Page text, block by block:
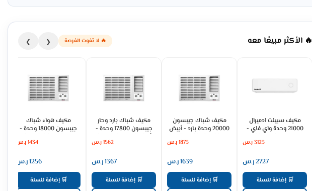
🔥 الأكثر مبيعًا معه 🔥 لا تفوت الفرصة ❮
❯
مكيف سبيلت ادميرال
21000 وحدة واي فاي -
3123ر.س
2727ر.س
🛒 إضافة للسلة
مكيف شباك جيبسون
20000 وحدة بارد - أبيض
GWAC24CFA02
1873ر.س
1639ر.س
🛒 إضافة للسلة
مكيف شباك بارد وحار
جيبسون 17800 وحدة -
أبيض GWAC18HFA02
1562ر.س
1367ر.س
🛒 إضافة للسلة
مكيف هواء شباك
جيبسون 18000 وحدة -
1434ر.س
1256ر.س
🛒 إضافة للسلة